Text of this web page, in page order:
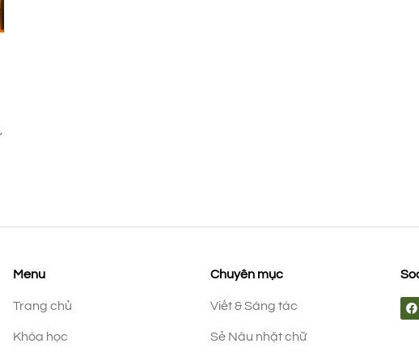
Menu
Trang chủ
Khóa học
Chuyên mục
Viết & Sáng tác
Sẻ Nâu nhặt chữ